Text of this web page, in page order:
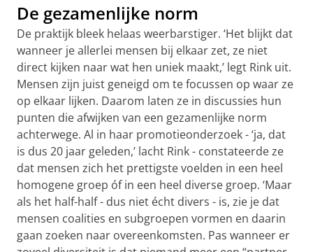
De gezamenlijke norm
De praktijk bleek helaas weerbarstiger. ‘Het blijkt dat
wanneer je allerlei mensen bij elkaar zet, ze niet
direct kijken naar wat hen uniek maakt,’ legt Rink uit.
Mensen zijn juist geneigd om te focussen op waar ze
op elkaar lijken. Daarom laten ze in discussies hun
punten die afwijken van een gezamenlijke norm
achterwege. Al in haar promotieonderzoek - ‘ja, dat
is dus 20 jaar geleden,’ lacht Rink - constateerde ze
dat mensen zich het prettigste voelden in een heel
homogene groep óf in een heel diverse groep. ‘Maar
als het half-half - dus niet écht divers - is, zie je dat
mensen coalities en subgroepen vormen en daarin
gaan zoeken naar overeenkomsten. Pas wanneer er